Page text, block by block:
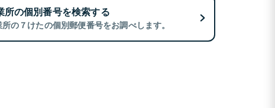
所の個別番号を検索する
の７けたの個別郵便番号をお調べします。